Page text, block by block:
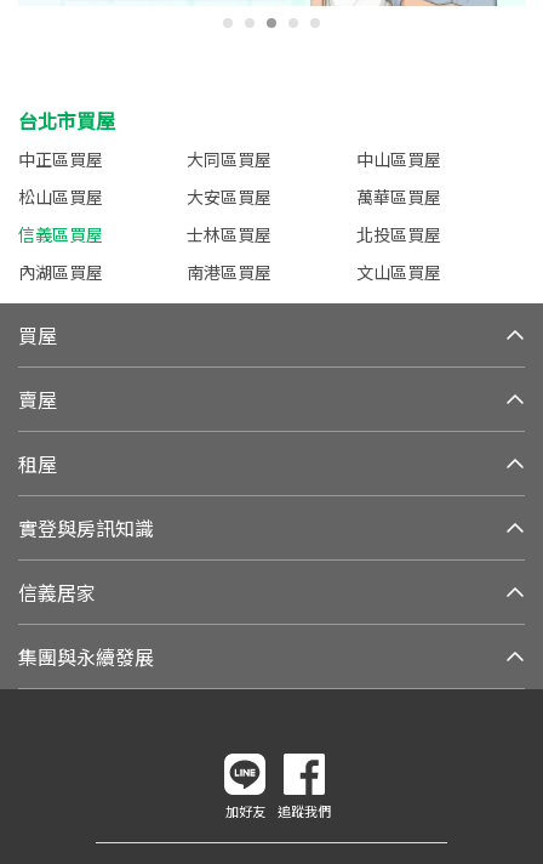
台北市買屋
中正區買屋 大同區買屋
中山區買屋
松山區買屋
大安區買屋
萬華區買屋
信義區買屋
士林區買屋
北投區買屋
內湖區買屋
南港區買屋 文山區買屋
買屋
賣屋
租屋
實登與房訊知識
信義居家
集團與永續發展
加好友 追蹤我們